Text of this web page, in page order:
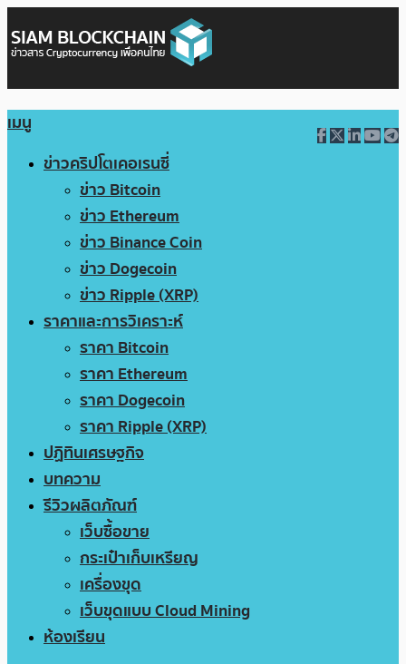
เมนู
ข่าวคริปโตเคอเรนซี่
ข่าว Bitcoin
ข่าว Ethereum
ข่าว Binance Coin
ข่าว Dogecoin
ข่าว Ripple (XRP)
ราคาและการวิเคราะห์
ราคา Bitcoin
ราคา Ethereum
ราคา Dogecoin
ราคา Ripple (XRP)
ปฏิทินเศรษฐกิจ
บทความ
รีวิวผลิตภัณฑ์
เว็บซื้อขาย
กระเป๋าเก็บเหรียญ
เครื่องขุด
เว็บขุดแบบ Cloud Mining
ห้องเรียน